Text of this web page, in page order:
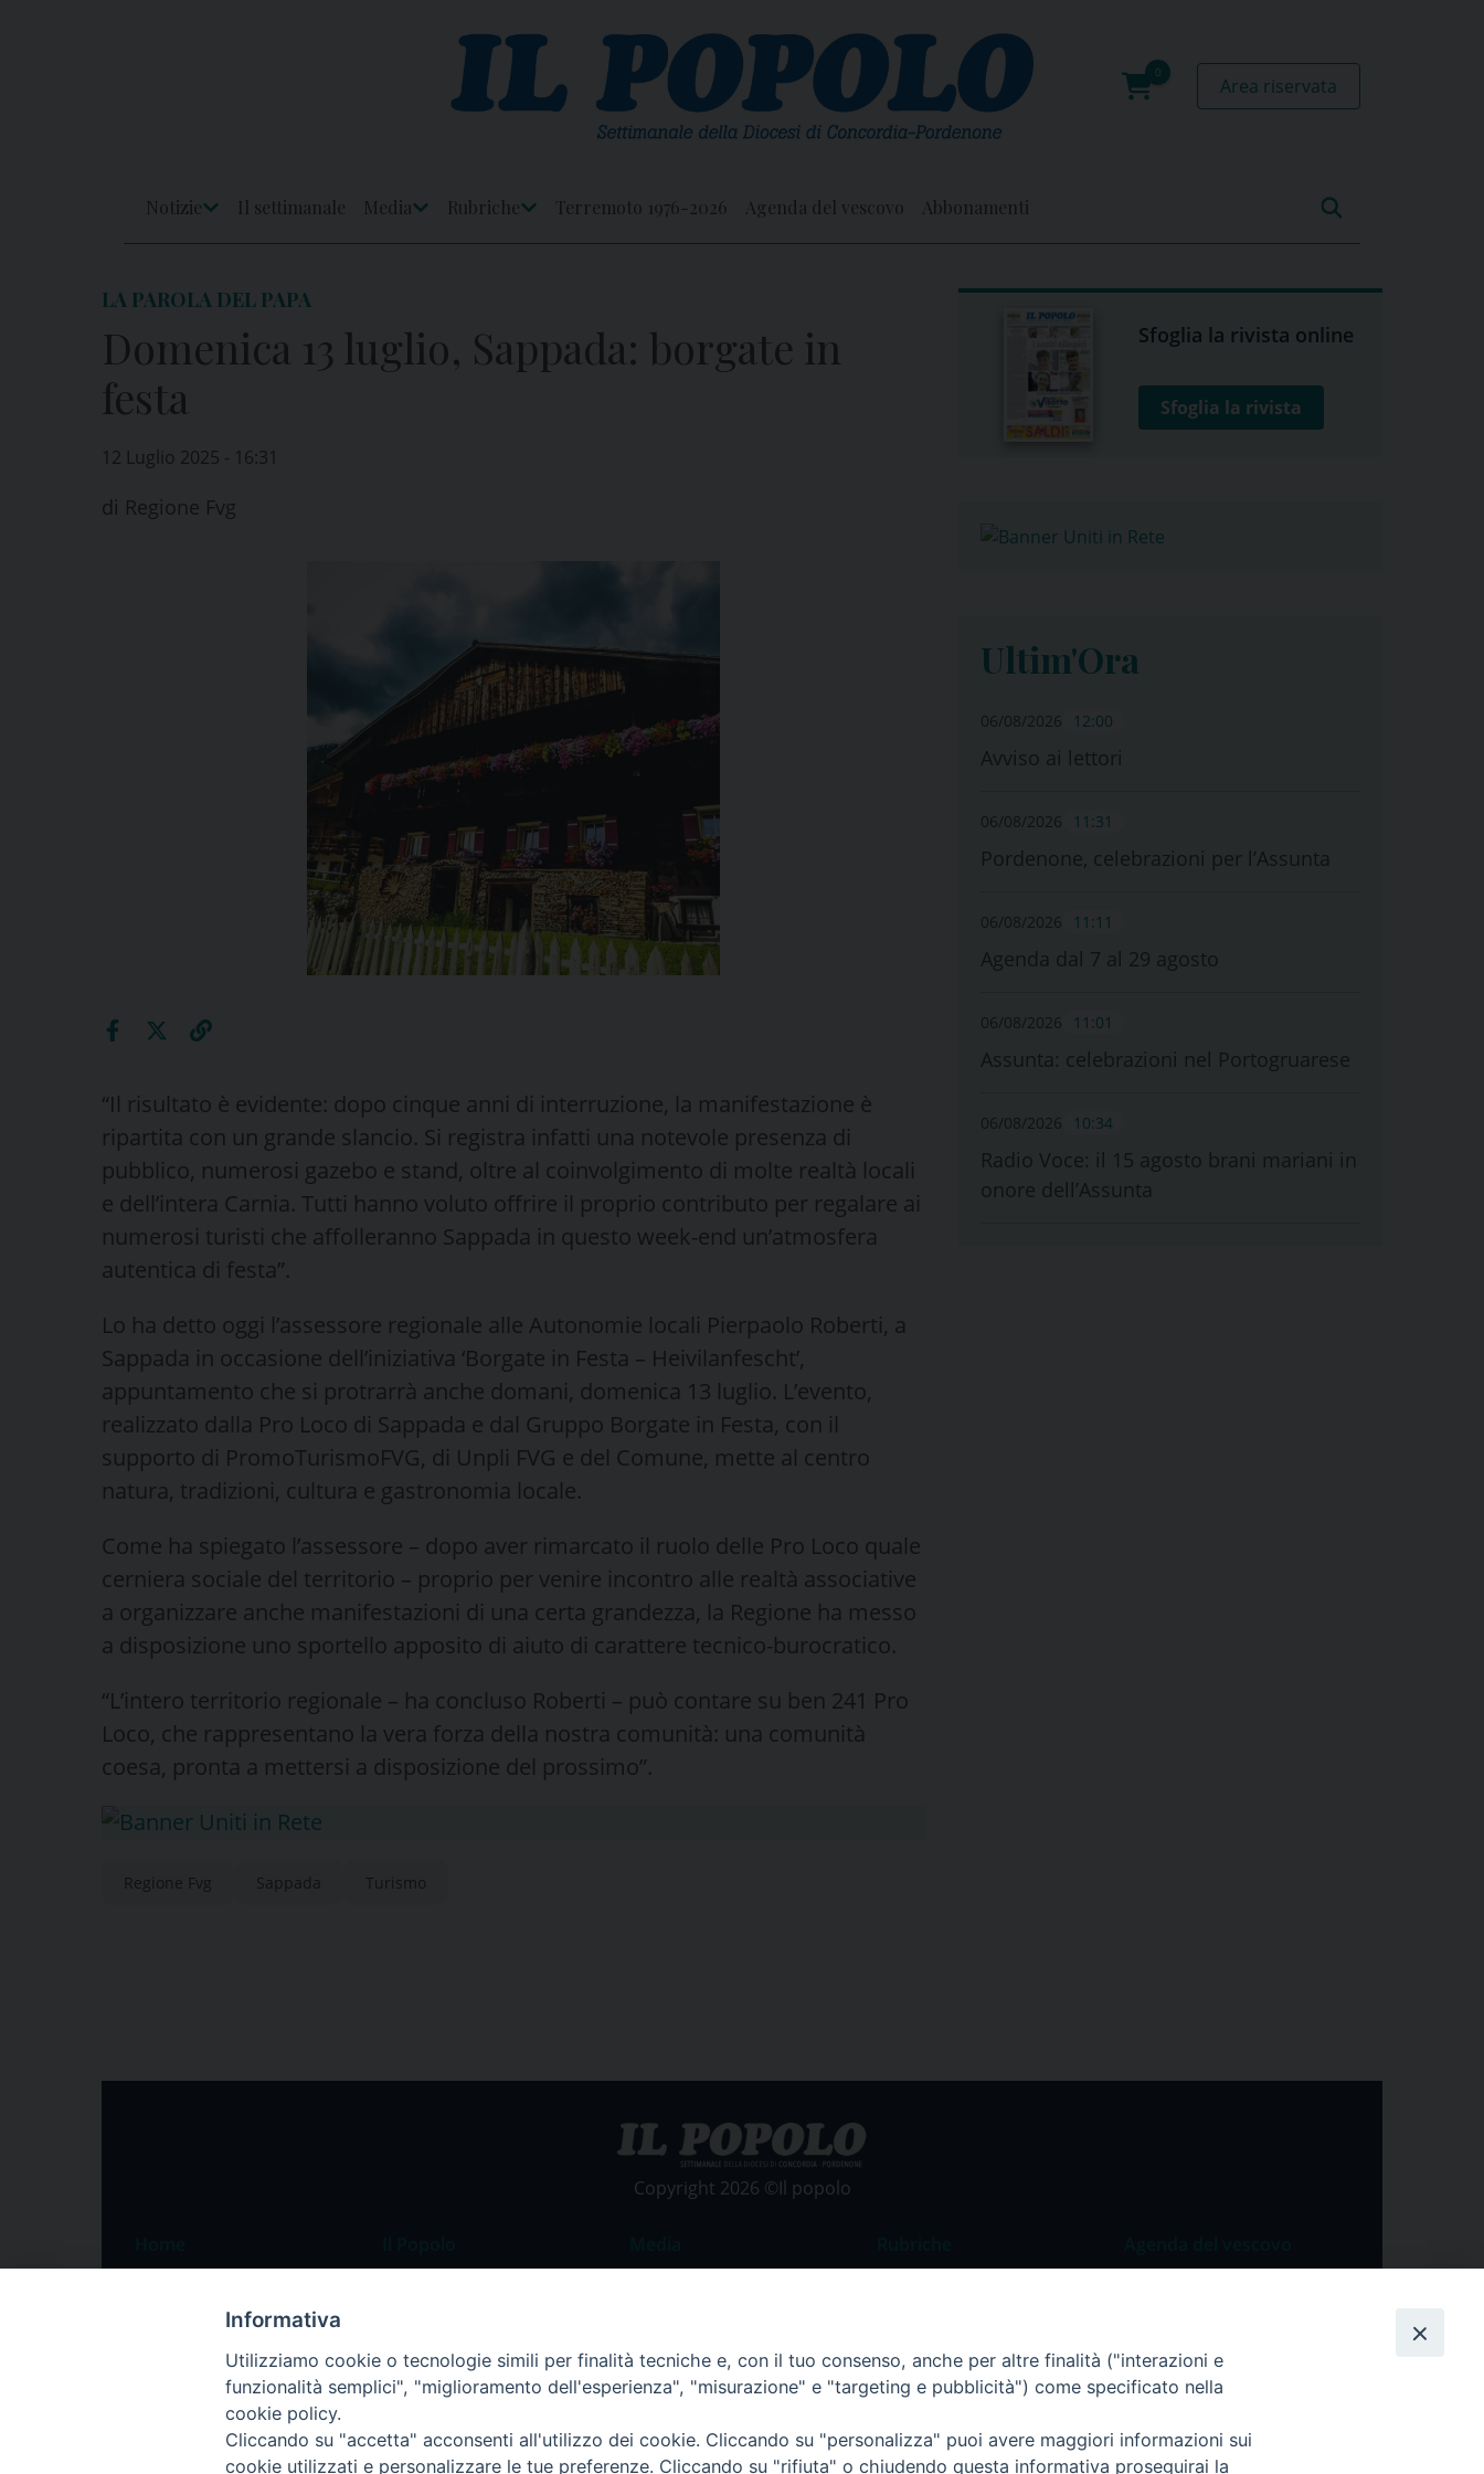
0
Area riservata
Notizie
Il settimanale
Media
Rubriche
Terremoto 1976-2026 Agenda del vescovo Abbonamenti
LA PAROLA DEL PAPA
Domenica 13 luglio, Sappada: borgate in
festa
12 Luglio 2025 - 16:31
di Regione Fvg
“Il risultato è evidente: dopo cinque anni di interruzione, la manifestazione è
ripartita con un grande slancio. Si registra infatti una notevole presenza di
pubblico, numerosi gazebo e stand, oltre al coinvolgimento di molte realtà locali
e dell’intera Carnia. Tutti hanno voluto offrire il proprio contributo per regalare ai
numerosi turisti che affolleranno Sappada in questo week-end un’atmosfera
autentica di festa”.
Lo ha detto oggi l’assessore regionale alle Autonomie locali Pierpaolo Roberti, a
Sappada in occasione dell’iniziativa ‘Borgate in Festa – Heivilanfescht’,
appuntamento che si protrarrà anche domani, domenica 13 luglio. L’evento,
realizzato dalla Pro Loco di Sappada e dal Gruppo Borgate in Festa, con il
supporto di PromoTurismoFVG, di Unpli FVG e del Comune, mette al centro
natura, tradizioni, cultura e gastronomia locale.
Come ha spiegato l’assessore – dopo aver rimarcato il ruolo delle Pro Loco quale
cerniera sociale del territorio – proprio per venire incontro alle realtà associative
a organizzare anche manifestazioni di una certa grandezza, la Regione ha messo
a disposizione uno sportello apposito di aiuto di carattere tecnico-burocratico.
“L’intero territorio regionale – ha concluso Roberti – può contare su ben 241 Pro
Loco, che rappresentano la vera forza della nostra comunità: una comunità
coesa, pronta a mettersi a disposizione del prossimo”.
Regione Fvg Sappada Turismo
Sfoglia la rivista online
Sfoglia la rivista
Ultim'Ora
06/08/2026 12:00
Avviso ai lettori
06/08/2026 11:31
Pordenone, celebrazioni per l’Assunta
06/08/2026 11:11
Agenda dal 7 al 29 agosto
06/08/2026 11:01
Assunta: celebrazioni nel Portogruarese
06/08/2026 10:34
Radio Voce: il 15 agosto brani mariani in
onore dell’Assunta
Copyright 2026 ©Il popolo
Pordenone
Portogruaro
Friuli Occidentale
Veneto Orientale
La redazione
Pubblicità
Costume e Società
Apostolato della Preghiera
Parrocchie
Informativa
Utilizziamo cookie o tecnologie simili per finalità tecniche e, con il tuo consenso, anche per altre finalità ("interazioni e
funzionalità semplici", "miglioramento dell'esperienza", "misurazione" e "targeting e pubblicità") come specificato nella
cookie policy.
Cliccando su "accetta" acconsenti all'utilizzo dei cookie. Cliccando su "personalizza" puoi avere maggiori informazioni sui
cookie utilizzati e personalizzare le tue preferenze. Cliccando su "rifiuta" o chiudendo questa informativa proseguirai la